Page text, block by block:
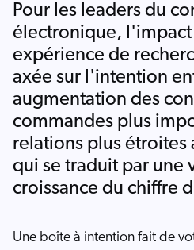
Pour les leaders du
électronique, l'impact
expérience de
axée sur l'intention
augmentation des
commandes plus
relations plus étroites
qui se traduit par une
croissance du chiffre
Une boîte à intention fait de